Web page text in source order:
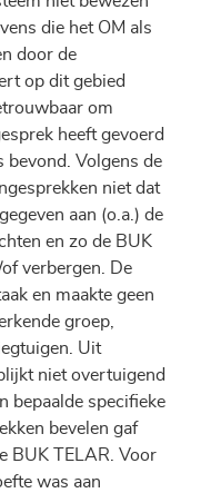
die het OM als
door de
op dit gebied
om
heeft gevoerd
bevond. Volgens de
niet dat
aan (o.a.) de
en zo de BUK
verbergen. De
en maakte geen
groep,
Uit
niet overtuigend
bepaalde specifieke
bevelen gaf
BUK TELAR. Voor
was aan